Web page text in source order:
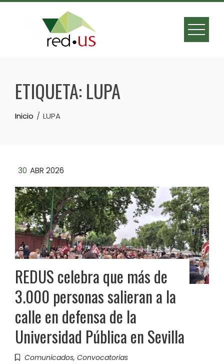
Skip
ETIQUETA: LUPA
Inicio LUPA
30 ABR 2026
REDUS celebra que más de
3.000 personas salieran a la
calle en defensa de la
Universidad Pública en Sevilla
Comunicados, Convocatorias